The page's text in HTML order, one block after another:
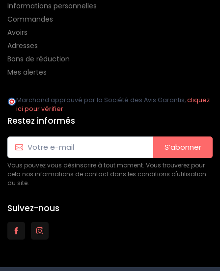
Informations personnelles
Commandes
Avoirs
Adresses
Bons de réduction
Mes alertes
Marchand approuvé par la Société des Avis Garantis,cliquez
ici pour vérifier.
Restez informés
S’abonner
Vous pouvez vous désinscrire à tout moment. Vous trouverez pour
cela nos informations de contact dans les conditions d'utilisation
du site.
Suivez-nous